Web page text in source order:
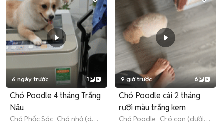
6 ngày trước 1
Chó Poodle 4 tháng Trắng
Nâu
Chó Phốc Sóc Chó nhỏ (dưới
9 giờ trước 6
Chó Poodle cái 2 tháng
rưỡi màu trắng kem
Chó Poodle Chó con (dưới 3